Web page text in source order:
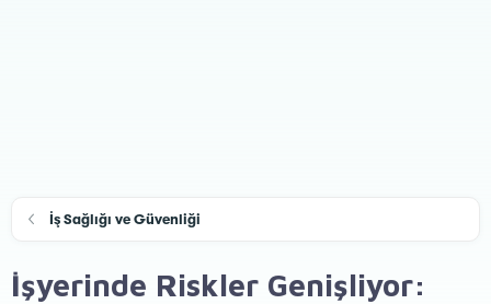
İş Sağlığı ve Güvenliği
İşyerinde Riskler Genişliyor: